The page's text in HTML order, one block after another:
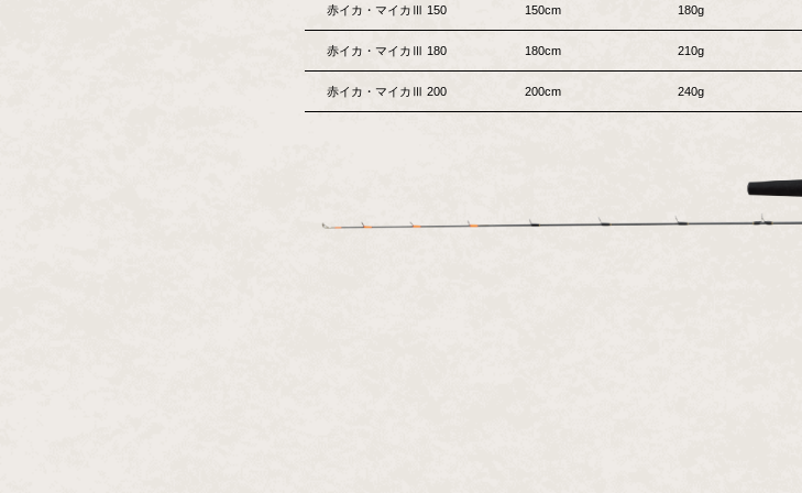
赤イカ・マイカⅢ 150 150cm 180g
赤イカ・マイカⅢ 180 180cm 210g
赤イカ・マイカⅢ 200 200cm 240g